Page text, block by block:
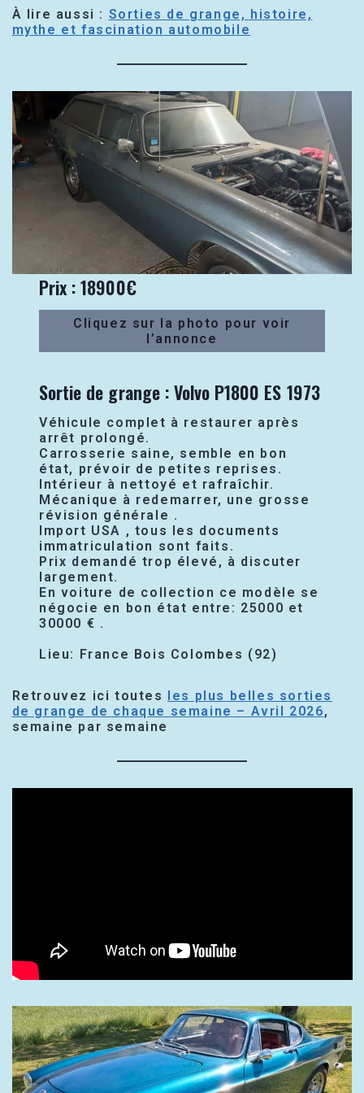
À lire aussi : Sorties de grange, histoire,
mythe et fascination automobile
Prix : 18900€
Cliquez sur la photo pour voir
l’annonce
Sortie de grange : Volvo P1800 ES 1973
Véhicule complet à restaurer après
arrêt prolongé.
Carrosserie saine, semble en bon
état, prévoir de petites reprises.
Intérieur à nettoyé et rafraîchir.
Mécanique à redemarrer, une grosse
révision générale .
Import USA , tous les documents
immatriculation sont faits.
Prix demandé trop élevé, à discuter
largement.
En voiture de collection ce modèle se
négocie en bon état entre: 25000 et
30000 € .
Lieu: France Bois Colombes (92)
Retrouvez ici toutes les plus belles sorties
de grange de chaque semaine – Avril 2026,
semaine par semaine